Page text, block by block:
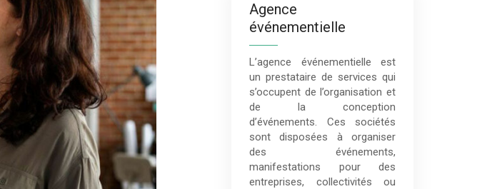
Agence
événementielle
L’agence événementielle est
un prestataire de services qui
s’occupent de l’organisation et
de la conception
d’événements. Ces sociétés
sont disposées à organiser
des événements,
manifestations pour des
entreprises, collectivités ou